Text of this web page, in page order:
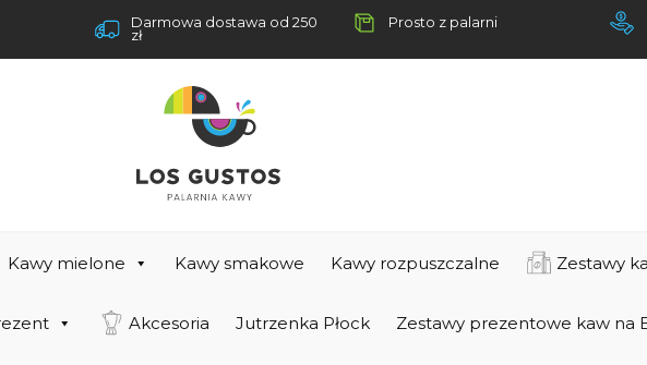
Darmowa dostawa od 250
zł
Prosto z palarni
Kawy mielone Kawy smakowe Kawy rozpuszczalne Zestawy
Akcesoria Jutrzenka Płock Zestawy prezentowe kaw na